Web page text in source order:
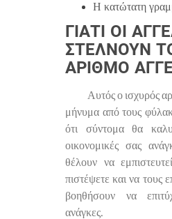
Η κατώτατη
ΓΙΑΤΊ ΟΙ
ΣΤΈΛΝΟΥΝ
ΑΡΙΘΜΌ
Αυτός ο ισχυρός
μήνυμα από τους
ότι σύντομα θα
οικονομικές σας
θέλουν να
πιστέψετε και να τους
βοηθήσουν να
ανάγκες.